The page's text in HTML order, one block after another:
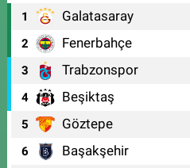
1 Galatasaray
2 Fenerbahçe
3 Trabzonspor
4 Beşiktaş
5 Göztepe
6 Başakşehir